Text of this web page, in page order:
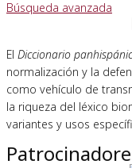
Búsqueda avanzada
El Diccionario
normalización y la
como vehículo de
la riqueza del léxico
variantes y usos